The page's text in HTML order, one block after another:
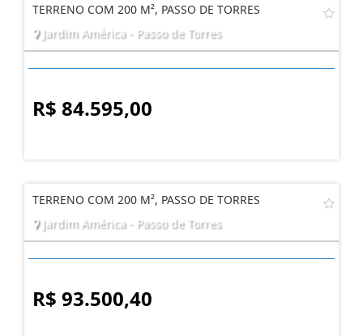
TERRENO COM 200 M², PASSO DE TORRES
Jardim América - Passo de Torres
R$ 84.595,00
TERRENO COM 200 M², PASSO DE TORRES
Jardim América - Passo de Torres
R$ 93.500,40